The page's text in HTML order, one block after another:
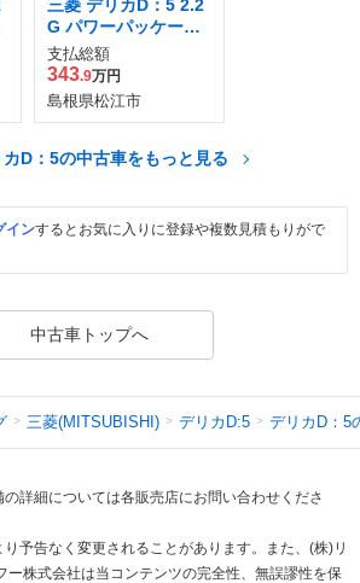
三菱 デリカD：5 2.2
G パワーパッケージ
ディーゼルターボ 4
WD
支払総額
343.9万円
島根県松江市
D：5の中古車をもっと見る
インするとお気に入りに登録や複数見積もりがで
中古車トップへ
三菱(MITSUBISHI) デリカD:5 デリカD：5
詳細については各販売店にお問い合わせくださ
予告なく変更されることがあります。また、(株)リ
ー株式会社は当コンテンツの完全性、無誤謬性を保